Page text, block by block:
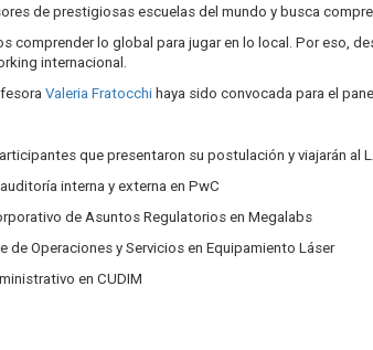
de prestigiosas escuelas del mundo y busca
comprender lo global para jugar en lo local. Por eso,
internacional.
Valeria Fratocchi haya sido convocada para el
que presentaron su postulación y viajarán al
interna y externa en PwC
de Asuntos Regulatorios en Megalabs
de Operaciones y Servicios en Equipamiento Láser
en CUDIM